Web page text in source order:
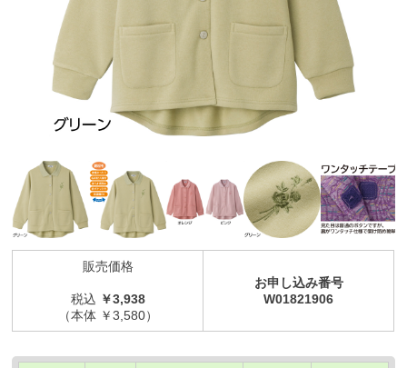
販売価格
税込 ￥3,938
（本体 ￥3,580）
お申し込み番号
W01821906